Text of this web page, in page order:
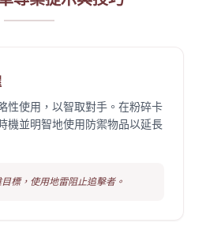
性使用，以智取對手。在粉碎卡
機並明智地使用防禦物品以延長
標，使用地雷阻止追擊者。